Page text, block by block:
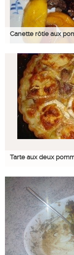
Canette rôtie aux
Tarte aux deux